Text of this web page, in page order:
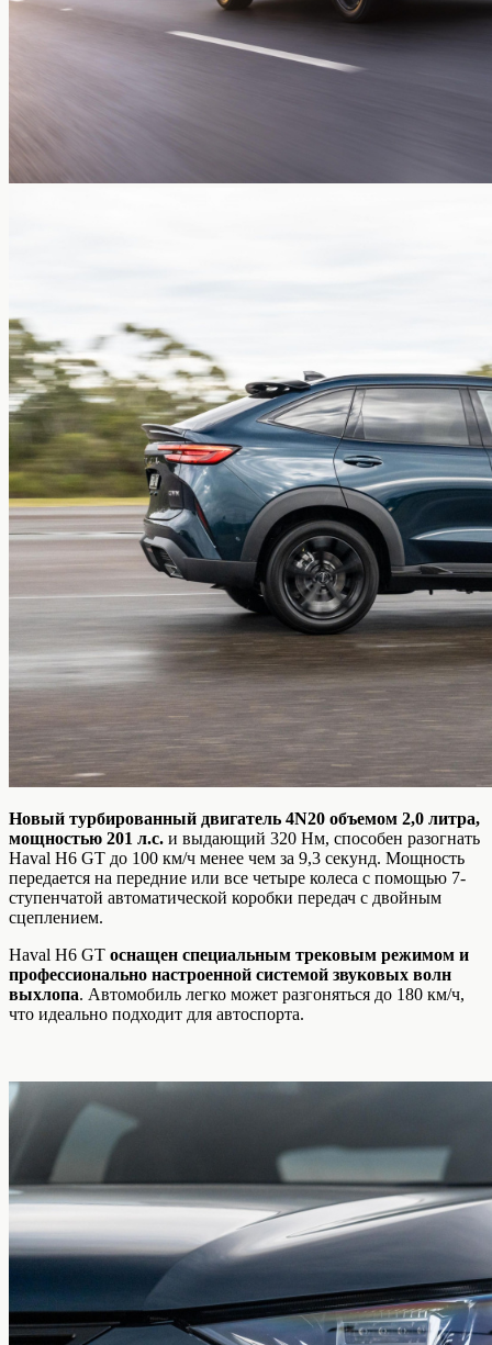
Новый турбированный двигатель 4N20 объемом 2,0 литра,
мощностью 201 л.с. и выдающий 320 Нм, способен разогнать
Haval H6 GT до 100 км/ч менее чем за 9,3 секунд. Мощность
передается на передние или все четыре колеса с помощью 7-
ступенчатой автоматической коробки передач с двойным
сцеплением.
Haval H6 GT оснащен специальным трековым режимом и
профессионально настроенной системой звуковых волн
выхлопа. Автомобиль легко может разгоняться до 180 км/ч,
что идеально подходит для автоспорта.